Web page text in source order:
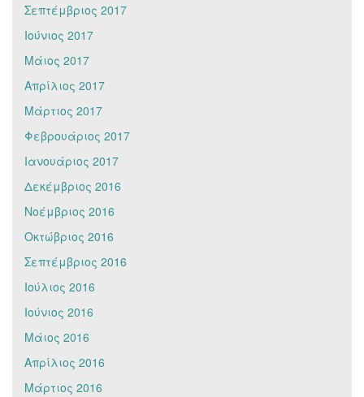
Σεπτέμβριος 2017
Ιούνιος 2017
Μάιος 2017
Απρίλιος 2017
Μάρτιος 2017
Φεβρουάριος 2017
Ιανουάριος 2017
Δεκέμβριος 2016
Νοέμβριος 2016
Οκτώβριος 2016
Σεπτέμβριος 2016
Ιούλιος 2016
Ιούνιος 2016
Μάιος 2016
Απρίλιος 2016
Μάρτιος 2016